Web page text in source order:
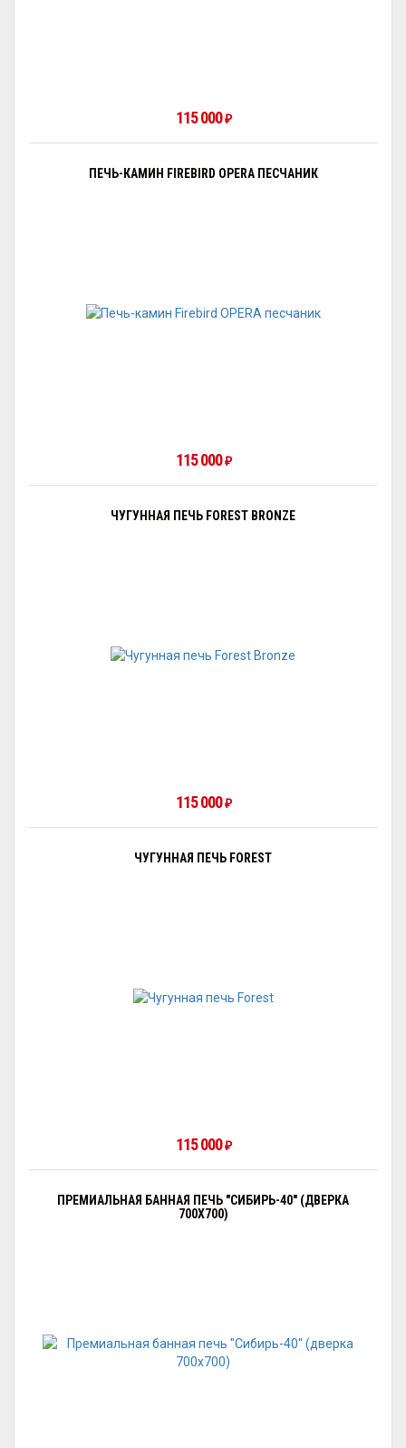
115 000 ₽
ПЕЧЬ-КАМИН FIREBIRD OPERA ПЕСЧАНИК
115 000 ₽
ЧУГУННАЯ ПЕЧЬ FOREST BRONZE
115 000 ₽
ЧУГУННАЯ ПЕЧЬ FOREST
115 000 ₽
ПРЕМИАЛЬНАЯ БАННАЯ ПЕЧЬ "СИБИРЬ-40" (ДВЕРКА
700Х700)